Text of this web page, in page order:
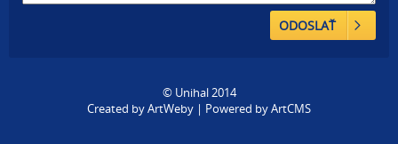
ODOSLAŤ
© Unihal 2014
Created byArtWeby | Powered byArtCMS